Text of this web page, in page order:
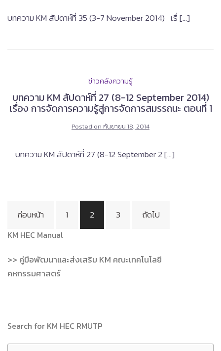
บทความ KM สัปดาห์ที่ 35 (3-7 November 2014) เรื่ […]
ข่าวคลังความรู้
บทความ KM สัปดาห์ที่ 27 (8-12 September 2014)
เรื่อง การจัดการความรู้สู่การจัดการสมรรถนะ ตอนที่ 1
Posted on กันยายน 18, 2014
บทความ KM สัปดาห์ที่ 27 (8-12 September 2 […]
Posts
pagination
ก่อนหน้า 1 2 3 ถัดไป
KM HEC Manual
>> คู่มือพัฒนาและส่งเสริม KM คณะเทคโนโลยี
คหกรรมศาสตร์
Search for KM HEC RMUTP